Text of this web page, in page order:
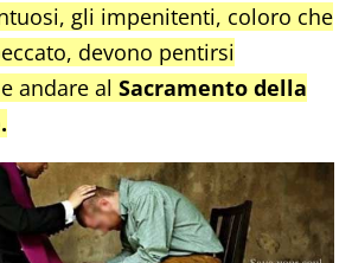
gli impenitenti, coloro che
devono pentirsi
andare al Sacramento della